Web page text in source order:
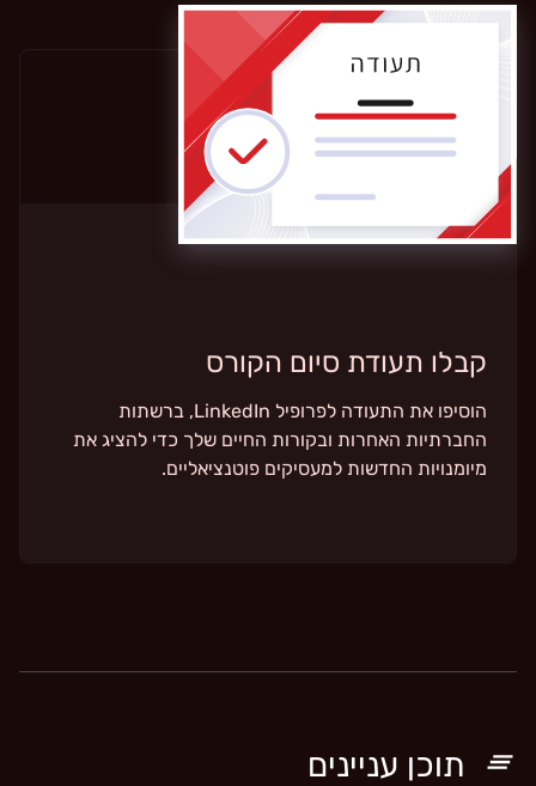
קבלו תעודת סיום הקורס
הוסיפו את התעודה לפרופיל LinkedIn, ברשתות
החברתיות האחרות ובקורות החיים שלך כדי להציג את
מיומנויות החדשות למעסיקים פוטנציאליים.
תוכן עניינים